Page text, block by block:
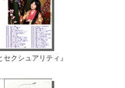
クシュアリティ』